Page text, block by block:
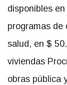
disponibles
programas de
salud, en $
viviendas
obras pública